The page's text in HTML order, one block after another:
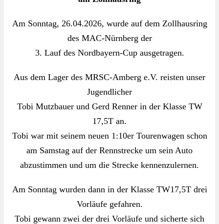
Am Sonntag, 26.04.2026, wurde auf dem Zollhausring
des MAC-Nürnberg der
3. Lauf des Nordbayern-Cup ausgetragen.
Aus dem Lager des MRSC-Amberg e.V. reisten unser
Jugendlicher
Tobi Mutzbauer und Gerd Renner in der Klasse TW
17,5T an.
Tobi war mit seinem neuen 1:10er Tourenwagen schon
am Samstag auf der Rennstrecke um sein Auto
abzustimmen und um die Strecke kennenzulernen.
Am Sonntag wurden dann in der Klasse TW17,5T drei
Vorläufe gefahren.
Tobi gewann zwei der drei Vorläufe und sicherte sich